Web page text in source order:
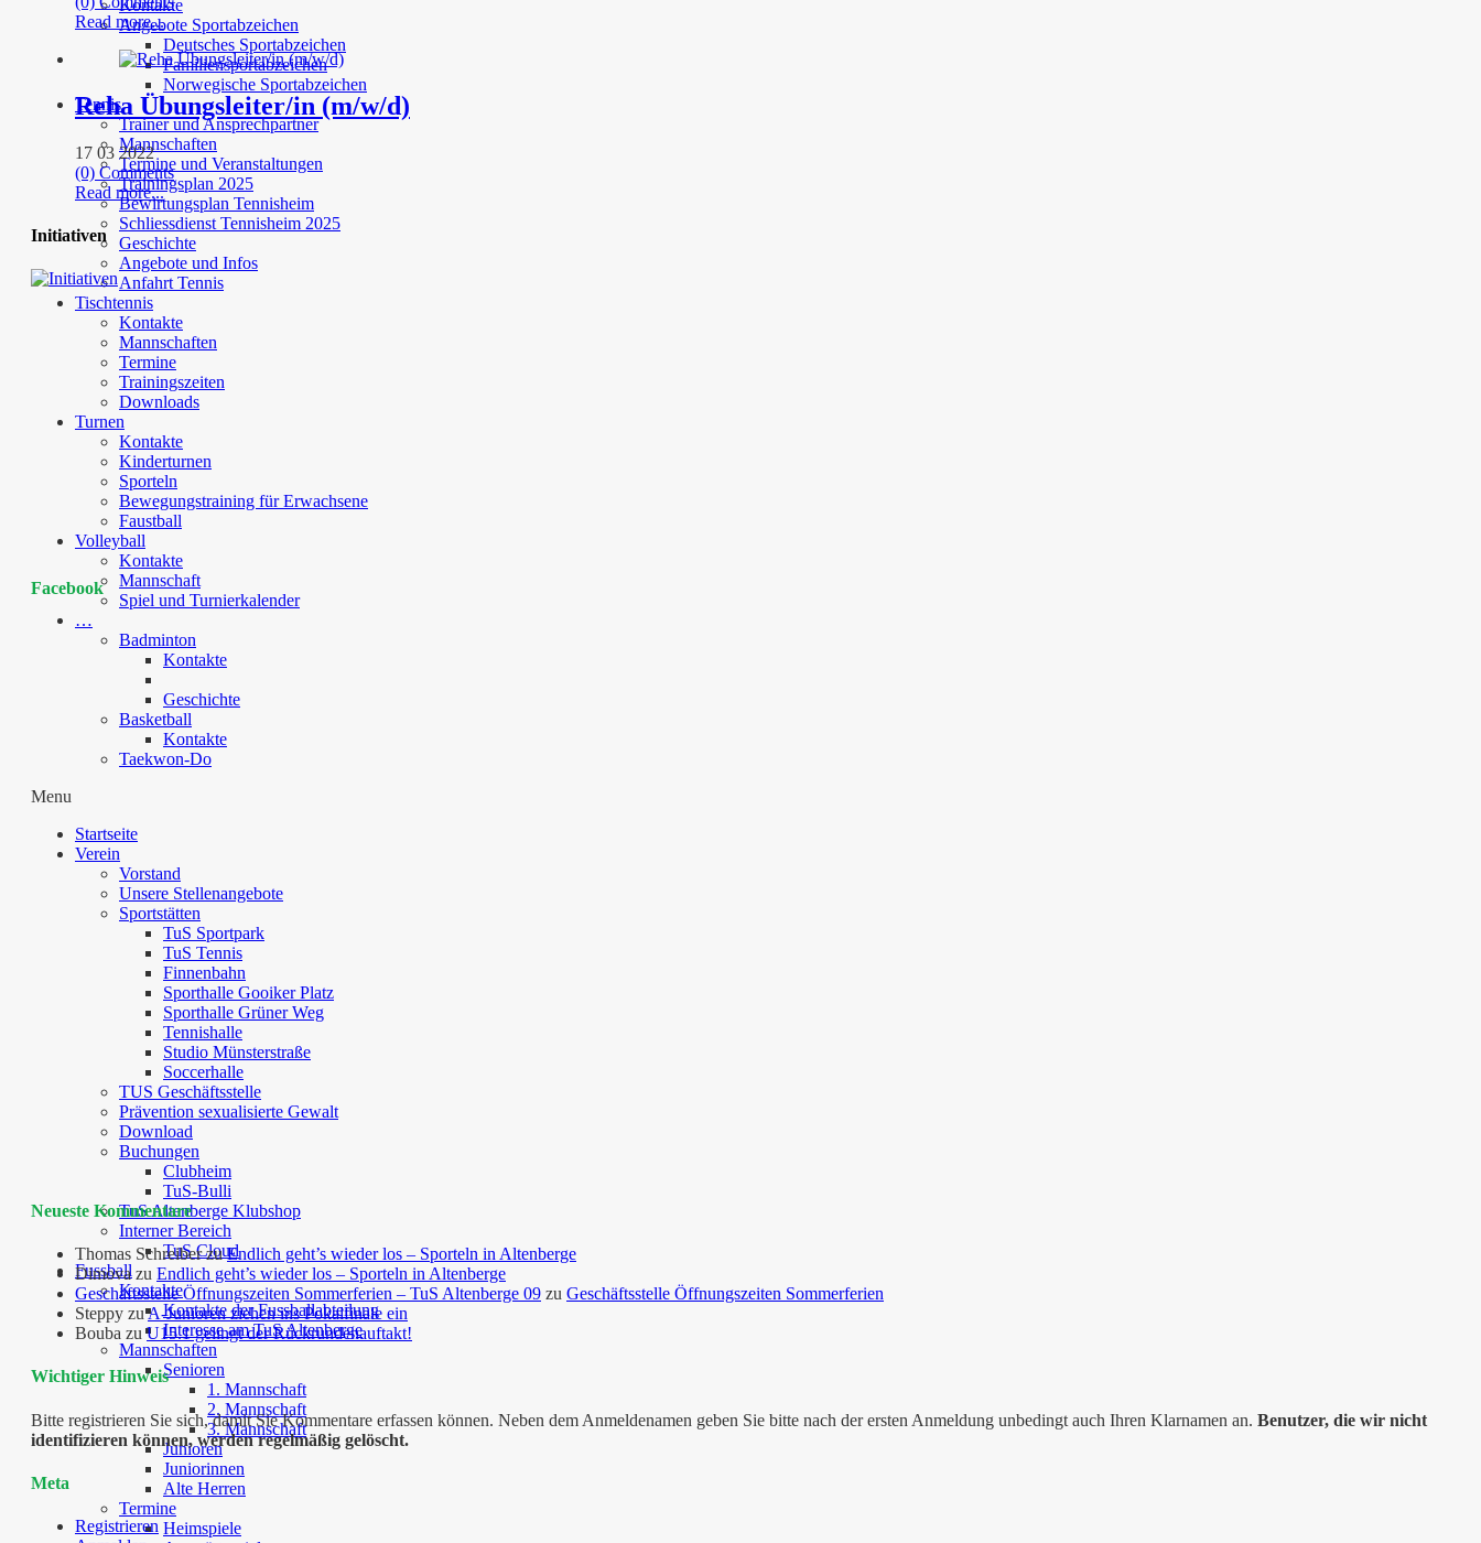
Kontakte
Angebote Sportabzeichen
Deutsches Sportabzeichen
Familiensportabzeichen
Norwegische Sportabzeichen
Tennis
Trainer und Ansprechpartner
Mannschaften
Termine und Veranstaltungen
Trainingsplan 2025
Bewirtungsplan Tennisheim
Schliessdienst Tennisheim 2025
Geschichte
Angebote und Infos
Anfahrt Tennis
Tischtennis
Kontakte
Mannschaften
Termine
Trainingszeiten
Downloads
Turnen
Kontakte
Kinderturnen
Sporteln
Bewegungstraining für Erwachsene
Faustball
Volleyball
Kontakte
Mannschaft
Spiel und Turnierkalender
…
Badminton
Kontakte
Geschichte
Basketball
Kontakte
Taekwon-Do
Menu
Startseite
Verein
Vorstand
Unsere Stellenangebote
Sportstätten
TuS Sportpark
TuS Tennis
Finnenbahn
Sporthalle Gooiker Platz
Sporthalle Grüner Weg
Tennishalle
Studio Münsterstraße
Soccerhalle
TUS Geschäftsstelle
Prävention sexualisierte Gewalt
Download
Buchungen
Clubheim
TuS-Bulli
TuS Altenberge Klubshop
Interner Bereich
TuS Cloud
Fussball
Kontakte
Kontakte der Fussballabteilung
Interesse am TuS Altenberge
Mannschaften
Senioren
1. Mannschaft
2. Mannschaft
3. Mannschaft
Junioren
Juniorinnen
Alte Herren
Termine
Heimspiele
Read more...
Reha Übungsleiter/in (m/w/d)
17 03 2022
(0) Comments
Read more...
Initiativen
Facebook
Neueste Kommentare
Thomas SchreiberzuEndlich geht’s wieder los – Sporteln in Altenberge
Dimovazu Endlich geht’s wieder los – Sporteln in Altenberge
Geschäftsstelle Öffnungszeiten Sommerferien – TuS Altenberge 09 zu Geschäftsstelle Öffnungszeiten Sommerferien
Steppy zuA-Junioren ziehen ins Pokalfinale ein
Bouba zuU15.1 gelingt der Rückrundenauftakt!
Wichtiger Hinweis
Bitte registrieren Sie sich, damit Sie Kommentare erfassen können. Neben dem Anmeldenamen geben Sie bitte nach der ersten Anmeldung unbedingt auch Ihren Klarnamen an. Benutzer, die wir nicht
identifizieren können, werden regelmäßig gelöscht.
Meta
Registrieren